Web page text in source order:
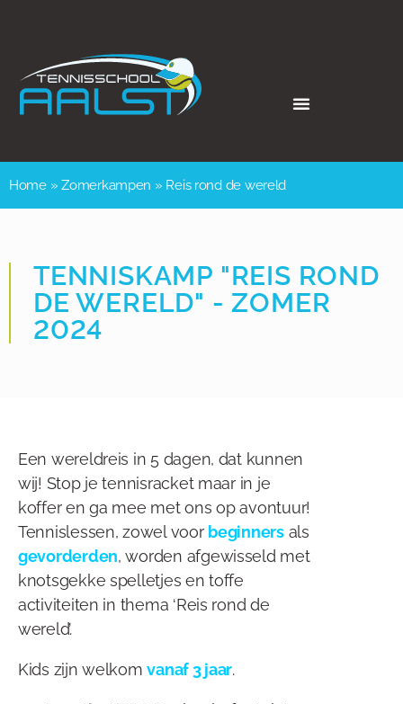
Home»Zomerkampen » Reis rond de wereld
TENNISKAMP "REIS ROND
DE WERELD" - ZOMER
2024
Een wereldreis in 5 dagen, dat kunnen
wij! Stop je tennisracket maar in je
koffer en ga mee met ons op avontuur!
Tennislessen, zowel voor beginnersals
gevorderden, worden afgewisseld met
knotsgekke spelletjes en toffe
activiteiten in thema ‘Reis rond de
wereld’.
Kids zijn welkomvanaf 3 jaar.